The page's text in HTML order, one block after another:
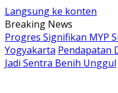
Langsung ke konten
Breaking News
Progres Signifikan MYP
Yogyakarta Pendapatan
Jadi Sentra Benih Unggul